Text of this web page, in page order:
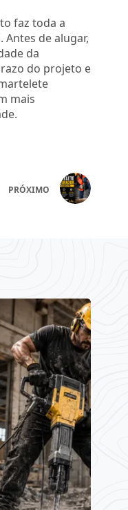
faz toda a
de alugar,
da
do projeto e
mais
PRÓXIMO